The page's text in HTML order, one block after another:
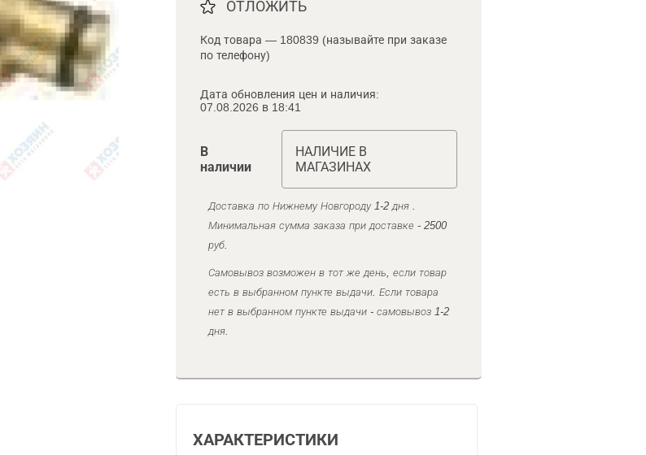
ОТЛОЖИТЬ
Код товара — 180839 (называйте при заказе
по телефону)
Дата обновления цен и наличия:
07.08.2026 в 18:41
В
наличии
НАЛИЧИЕ В
МАГАЗИНАХ
Доставка по Нижнему Новгороду 1-2 дня .
Минимальная сумма заказа при доставке - 2500
руб.
Самовывоз возможен в тот же день, если товар
есть в выбранном пункте выдачи. Если товара
нет в выбранном пункте выдачи - самовывоз 1-2
дня.
ХАРАКТЕРИСТИКИ